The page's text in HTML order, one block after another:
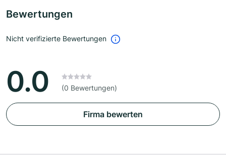
Bewertungen
Nicht verifizierte Bewertungen
0.0 (0 Bewertungen)
Firma bewerten